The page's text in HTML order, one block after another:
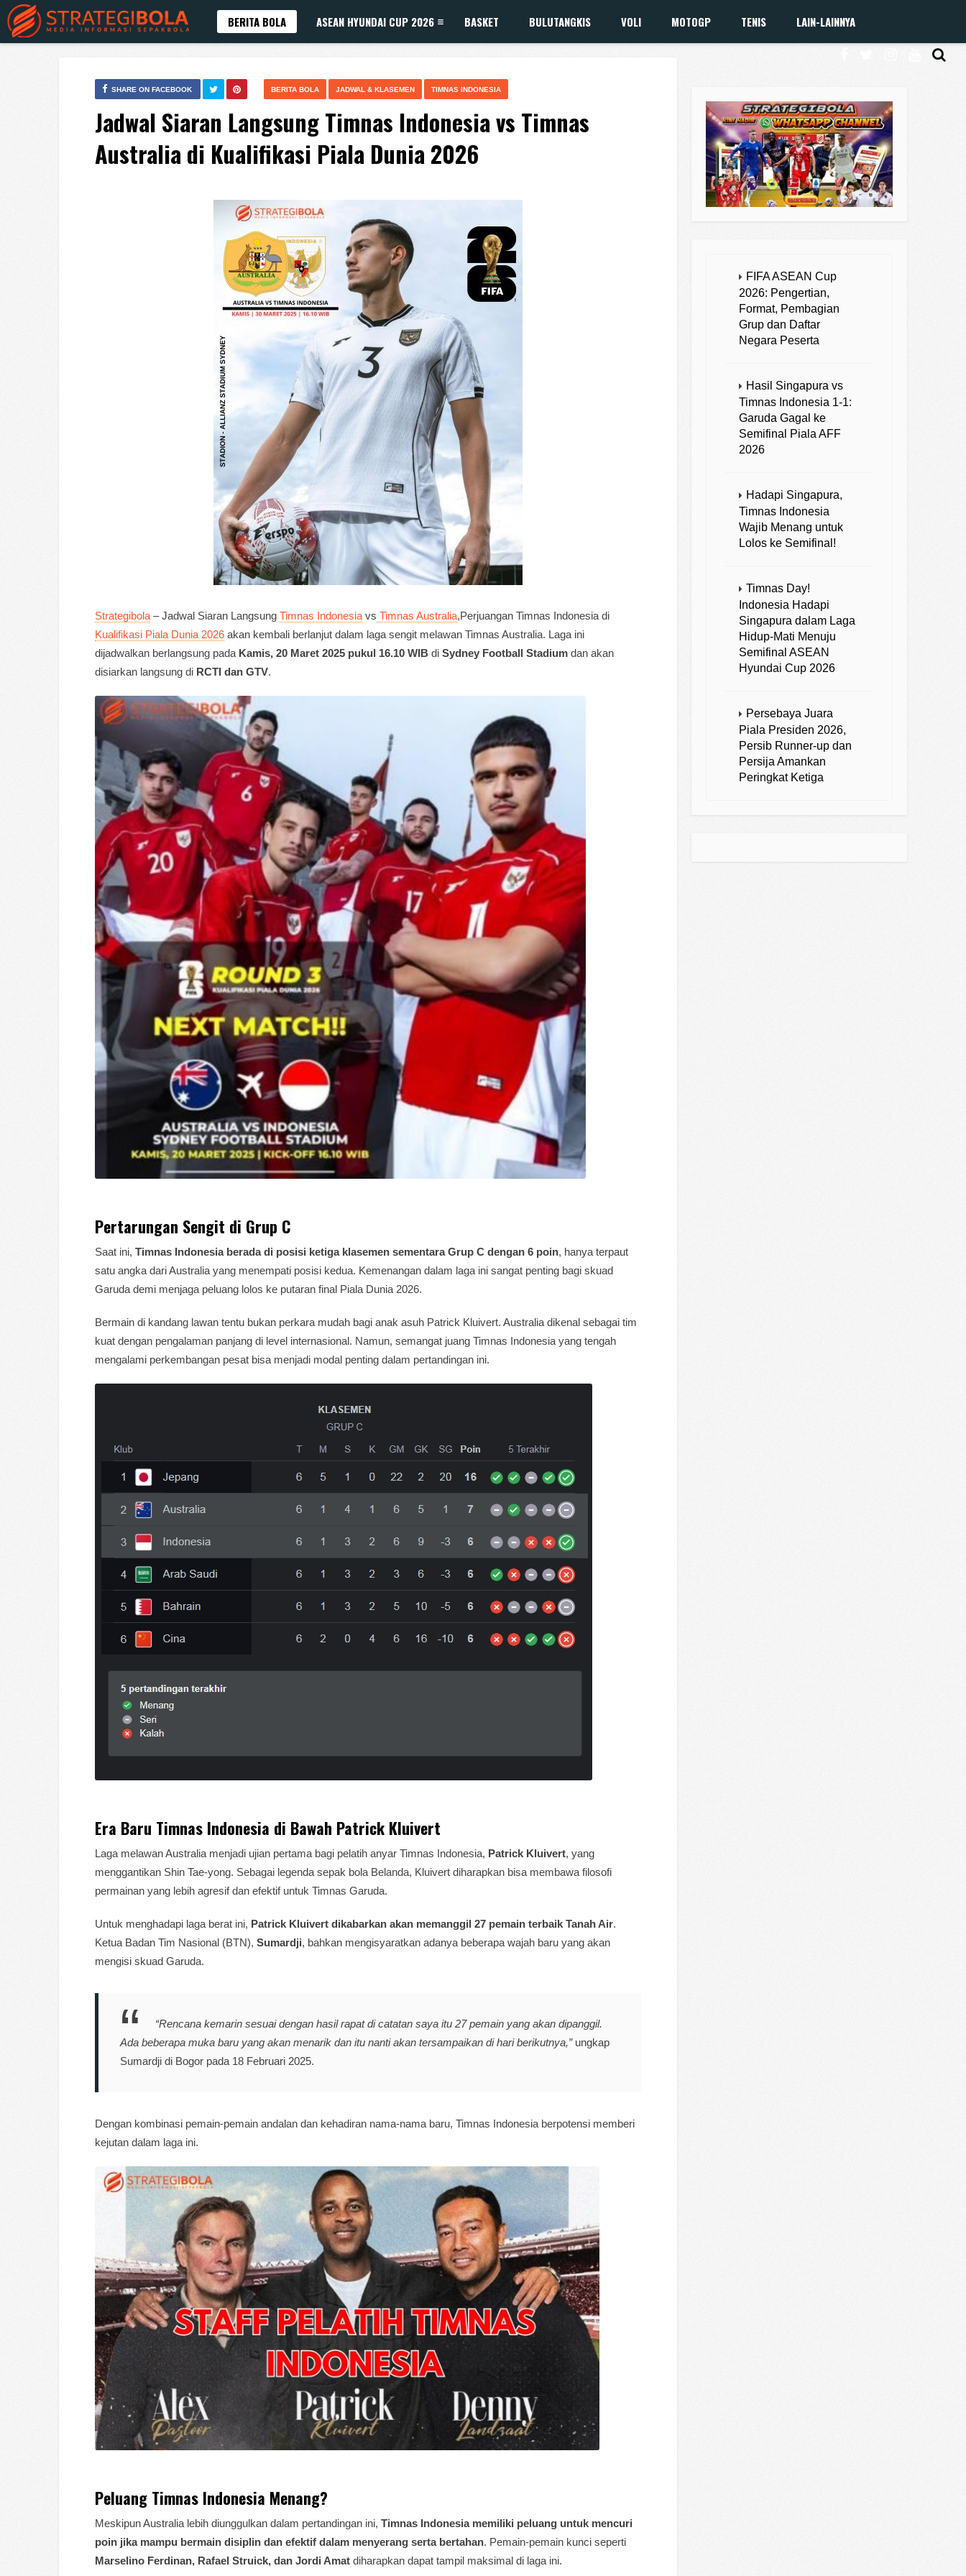
BERITA BOLA ASEAN HYUNDAI CUP 2026 BASKET BULUTANGKIS VOLI MOTOGP TENIS LAIN-LAINNYA
BERITA BOLA JADWAL & KLASEMEN TIMNAS INDONESIA
SHARE ON FACEBOOK
Jadwal Siaran Langsung Timnas Indonesia vs Timnas
Australia di Kualifikasi Piala Dunia 2026
Strategibola – Jadwal Siaran Langsung Timnas Indonesia vs Timnas Australia,Perjuangan Timnas Indonesia di
Kualifikasi Piala Dunia 2026 akan kembali berlanjut dalam laga sengit melawan Timnas Australia. Laga ini
dijadwalkan berlangsung pada Kamis, 20 Maret 2025 pukul 16.10 WIB di Sydney Football Stadium dan akan
disiarkan langsung di RCTI dan GTV.
Pertarungan Sengit di Grup C
Saat ini, Timnas Indonesia berada di posisi ketiga klasemen sementara Grup C dengan 6 poin, hanya terpaut
satu angka dari Australia yang menempati posisi kedua. Kemenangan dalam laga ini sangat penting bagi skuad
Garuda demi menjaga peluang lolos ke putaran final Piala Dunia 2026.
Bermain di kandang lawan tentu bukan perkara mudah bagi anak asuh Patrick Kluivert. Australia dikenal sebagai tim
kuat dengan pengalaman panjang di level internasional. Namun, semangat juang Timnas Indonesia yang tengah
mengalami perkembangan pesat bisa menjadi modal penting dalam pertandingan ini.
Era Baru Timnas Indonesia di Bawah Patrick Kluivert
Laga melawan Australia menjadi ujian pertama bagi pelatih anyar Timnas Indonesia, Patrick Kluivert, yang
menggantikan Shin Tae-yong. Sebagai legenda sepak bola Belanda, Kluivert diharapkan bisa membawa filosofi
permainan yang lebih agresif dan efektif untuk Timnas Garuda.
Untuk menghadapi laga berat ini, Patrick Kluivert dikabarkan akan memanggil 27 pemain terbaik Tanah Air.
Ketua Badan Tim Nasional (BTN), Sumardji, bahkan mengisyaratkan adanya beberapa wajah baru yang akan
mengisi skuad Garuda.
“Rencana kemarin sesuai dengan hasil rapat di catatan saya itu 27 pemain yang akan dipanggil.
Ada beberapa muka baru yang akan menarik dan itu nanti akan tersampaikan di hari berikutnya,”ungkap
Sumardji di Bogor pada 18 Februari 2025.
Dengan kombinasi pemain-pemain andalan dan kehadiran nama-nama baru, Timnas Indonesia berpotensi memberi
kejutan dalam laga ini.
Peluang Timnas Indonesia Menang?
Meskipun Australia lebih diunggulkan dalam pertandingan ini, Timnas Indonesia memiliki peluang untuk mencuri
poin jika mampu bermain disiplin dan efektif dalam menyerang serta bertahan. Pemain-pemain kunci seperti
Marselino Ferdinan, Rafael Struick, dan Jordi Amat diharapkan dapat tampil maksimal di laga ini.
FIFA ASEAN Cup
2026: Pengertian,
Format, Pembagian
Grup dan Daftar
Negara Peserta
Hasil Singapura vs
Timnas Indonesia 1-1:
Garuda Gagal ke
Semifinal Piala AFF
2026
Hadapi Singapura,
Timnas Indonesia
Wajib Menang untuk
Lolos ke Semifinal!
Timnas Day!
Indonesia Hadapi
Singapura dalam Laga
Hidup-Mati Menuju
Semifinal ASEAN
Hyundai Cup 2026
Persebaya Juara
Piala Presiden 2026,
Persib Runner-up dan
Persija Amankan
Peringkat Ketiga